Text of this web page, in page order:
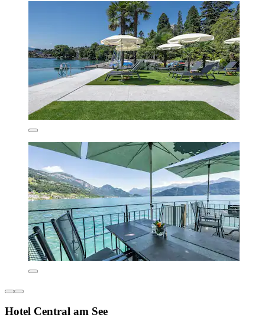
Hotel Central am See